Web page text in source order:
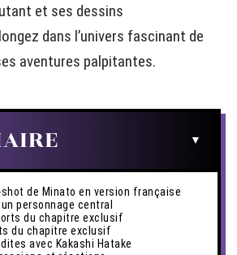
et ses dessins
dans l’univers fascinant de
aventures palpitantes.
de Minato en version française
personnage central
du chapitre exclusif
du chapitre exclusif
avec Kakashi Hatake